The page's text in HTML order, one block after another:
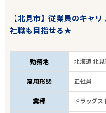
【北見市】従業員のキャ
社職も目指せる★
勤務地 北海道 北
雇用形態 正社員
業種 ドラッグス